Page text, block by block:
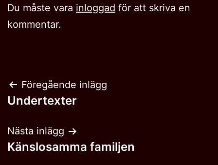
Du måste vara inloggad för att skriva en
kommentar.
Inläggsnavigering
Föregående inlägg
Undertexter
Nästa inlägg
Känslosamma familjen